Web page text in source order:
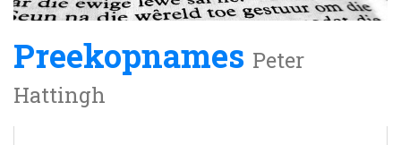
Preekopnames Peter
Hattingh